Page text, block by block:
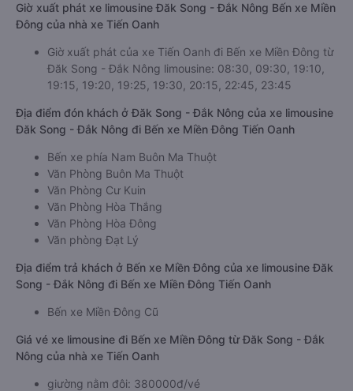
Giờ xuất phát xe limousine Đăk Song - Đắk Nông Bến xe Miền
Đông của nhà xe Tiến Oanh
Giờ xuất phát của xe Tiến Oanh đi Bến xe Miền Đông từ
Đăk Song - Đắk Nông limousine: 08:30, 09:30, 19:10,
19:15, 19:20, 19:25, 19:30, 20:15, 22:45, 23:45
Địa điểm đón khách ở Đăk Song - Đắk Nông của xe limousine
Đăk Song - Đắk Nông đi Bến xe Miền Đông Tiến Oanh
Bến xe phía Nam Buôn Ma Thuột
Văn Phòng Buôn Ma Thuột
Văn Phòng Cư Kuin
Văn Phòng Hòa Thắng
Văn Phòng Hòa Đông
Văn phòng Đạt Lý
Địa điểm trả khách ở Bến xe Miền Đông của xe limousine Đăk
Song - Đắk Nông đi Bến xe Miền Đông Tiến Oanh
Bến xe Miền Đông Cũ
Giá vé xe limousine đi Bến xe Miền Đông từ Đăk Song - Đắk
Nông của nhà xe Tiến Oanh
giường nằm đôi: 380000đ/vé